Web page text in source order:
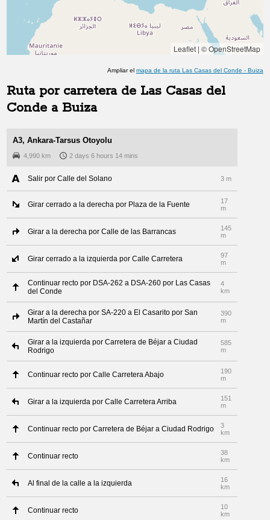
Leaflet| © OpenStreetMap
Ampliar el mapa de la ruta Las Casas del Conde - Buiza
Ruta por carretera de Las Casas del
Conde a Buiza
A3, Ankara-Tarsus Otoyolu
4,990 km 2 days 6 hours 14 mins
Salir por Calle del Solano 3 m
Girar cerrado a la derecha por Plaza de la Fuente
17
m
Girar a la derecha por Calle de las Barrancas
145
m
Girar cerrado a la izquierda por Calle Carretera
97
m
Continuar recto por DSA-262 a DSA-260 por Las Casas
del Conde
4
km
Girar a la derecha por SA-220 a El Casarito por San
Martín del Castañar
390
m
Girar a la izquierda por Carretera de Béjar a Ciudad
Rodrigo
585
m
Continuar recto por Calle Carretera Abajo
190
m
Girar a la izquierda por Calle Carretera Arriba
151
m
Continuar recto por Carretera de Béjar a Ciudad Rodrigo
3
km
Continuar recto
38
km
Al final de la calle a la izquierda
16
km
Continuar recto
10
km